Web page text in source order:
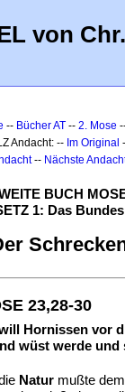
von
-- Bücher AT -- 2. Mose
Andacht: -- Im Original
-- Nächste
BUCH
1: Das
23,28-30
Hornissen vor
wüst werde
Natur mußte